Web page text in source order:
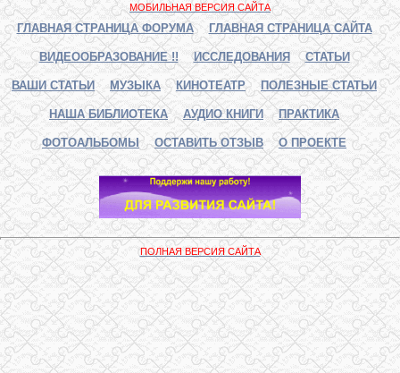
МОБИЛЬНАЯ ВЕРСИЯ САЙТА
ГЛАВНАЯ СТРАНИЦА ФОРУМА ГЛАВНАЯ СТРАНИЦА САЙТА
ВИДЕООБРАЗОВАНИЕ !! ИССЛЕДОВАНИЯ СТАТЬИ
ВАШИ СТАТЬИ МУЗЫКА КИНОТЕАТР ПОЛЕЗНЫЕ СТАТЬИ
НАША БИБЛИОТЕКА АУДИО КНИГИ ПРАКТИКА
ФОТОАЛЬБОМЫ ОСТАВИТЬ ОТЗЫВ О ПРОЕКТЕ
ПОЛНАЯ ВЕРСИЯ САЙТА